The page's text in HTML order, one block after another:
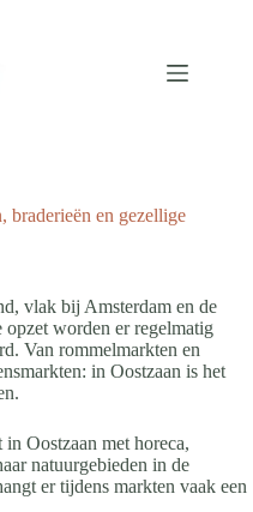
braderieën en gezellige
vlak bij Amsterdam en de
opzet worden er regelmatig
Van rommelmarkten en
in Oostzaan is het
Oostzaan met horeca,
natuurgebieden in de
er tijdens markten vaak een